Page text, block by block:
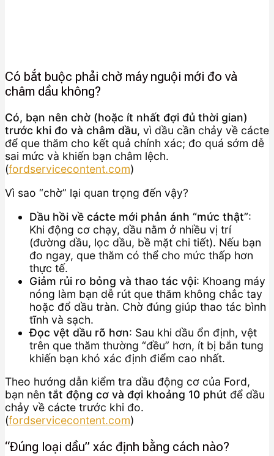
Có bắt buộc phải chờ máy nguội mới đo và
châm dầu không?
Có, bạn nên chờ (hoặc ít nhất đợi đủ thời gian)
trước khi đo và châm dầu, vì dầu cần chảy về cácte
để que thăm cho kết quả chính xác; đo quá sớm dễ
sai mức và khiến bạn châm lệch.
(fordservicecontent.com)
Vì sao “chờ” lại quan trọng đến vậy?
Dầu hồi về cácte mới phản ánh “mức thật”:
Khi động cơ chạy, dầu nằm ở nhiều vị trí
(đường dầu, lọc dầu, bề mặt chi tiết). Nếu bạn
đo ngay, que thăm có thể cho mức thấp hơn
thực tế.
Giảm rủi ro bỏng và thao tác vội: Khoang máy
nóng làm bạn dễ rút que thăm không chắc tay
hoặc đổ dầu tràn. Chờ đúng giúp thao tác bình
tĩnh và sạch.
Đọc vệt dầu rõ hơn: Sau khi dầu ổn định, vệt
trên que thăm thường “đều” hơn, ít bị bắn tung
khiến bạn khó xác định điểm cao nhất.
Theo hướng dẫn kiểm tra dầu động cơ của Ford,
bạn nên tắt động cơ và đợi khoảng 10 phút để dầu
chảy về cácte trước khi đo.
(fordservicecontent.com)
“Đúng loại dầu” xác định bằng cách nào?